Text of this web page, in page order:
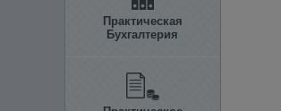
Практическая
Бухгалтерия